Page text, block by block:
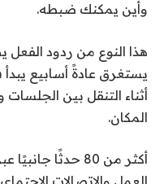
وأين يمكنك ضبطه.
هذا النوع من ردود الفعل
يستغرق عادةً أسابيع
أثناء التنقل بين الجلسات
المكان.
أكثر من 80 حدثًا